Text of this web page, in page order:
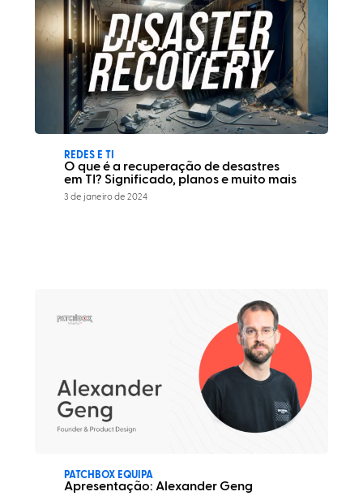
REDES E TI
O que é a recuperação de desastres
em TI? Significado, planos e muito mais
3 de janeiro de 2024
PATCHBOX EQUIPA
Apresentação: Alexander Geng